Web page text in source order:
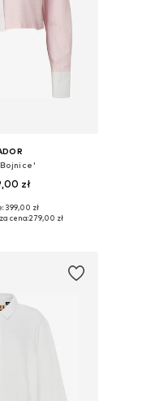
zł
S, M, L, XL
399,00 zł
cena:279,00 zł